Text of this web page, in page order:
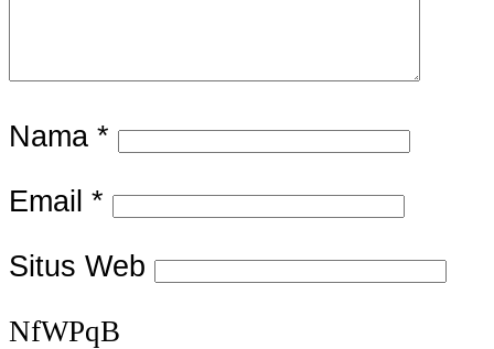
Nama *
Email *
Situs Web
NfWPqB